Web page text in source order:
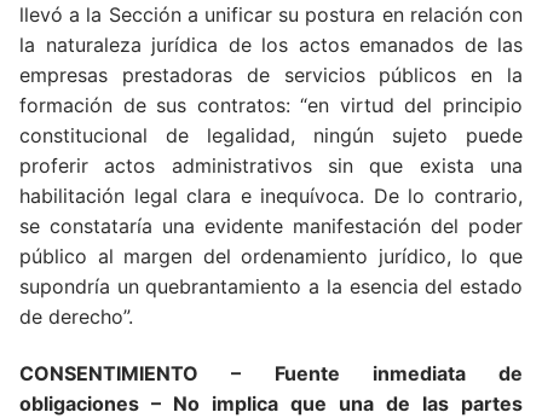
llevó a la Sección a unificar su postura en relación con
la naturaleza jurídica de los actos emanados de las
empresas prestadoras de servicios públicos en la
formación de sus contratos: “en virtud del principio
constitucional de legalidad, ningún sujeto puede
proferir actos administrativos sin que exista una
habilitación legal clara e inequívoca. De lo contrario,
se constataría una evidente manifestación del poder
público al margen del ordenamiento jurídico, lo que
supondría un quebrantamiento a la esencia del estado
de derecho”.
CONSENTIMIENTO – Fuente inmediata de
obligaciones – No implica que una de las partes